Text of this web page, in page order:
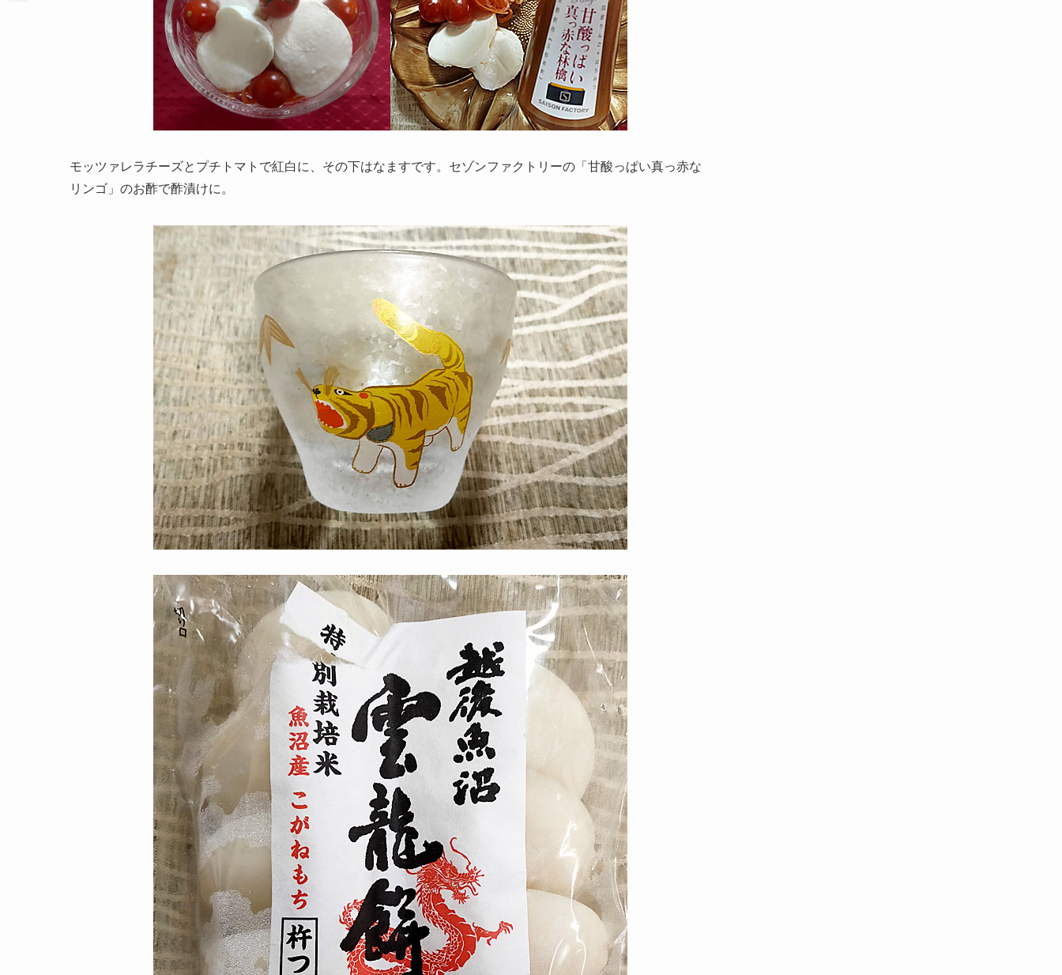
モッツァレラチーズとプチトマトで紅白に、その下はなますです。セゾンファクトリーの「甘酸っぱい真っ赤な
リンゴ」のお酢で酢漬けに。